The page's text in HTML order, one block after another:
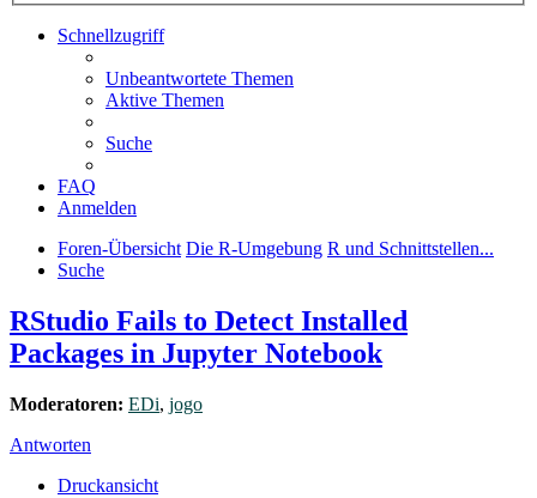
Schnellzugriff
Unbeantwortete Themen
Aktive Themen
Suche
FAQ
Anmelden
Foren-Übersicht Die R-Umgebung R und Schnittstellen...
Suche
RStudio Fails to Detect Installed
Packages in Jupyter Notebook
Moderatoren: EDi, jogo
Antworten
Druckansicht